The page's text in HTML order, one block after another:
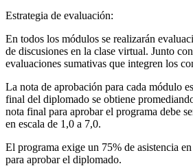
Estrategia de evaluación:
En todos los módulos se realizarán
de discusiones en la clase virtual. Junto
evaluaciones sumativas que integren los
La nota de aprobación para cada módulo
final del diplomado se obtiene
nota final para aprobar el programa debe
en escala de 1,0 a 7,0.
El programa exige un 75% de asistencia
para aprobar el diplomado.